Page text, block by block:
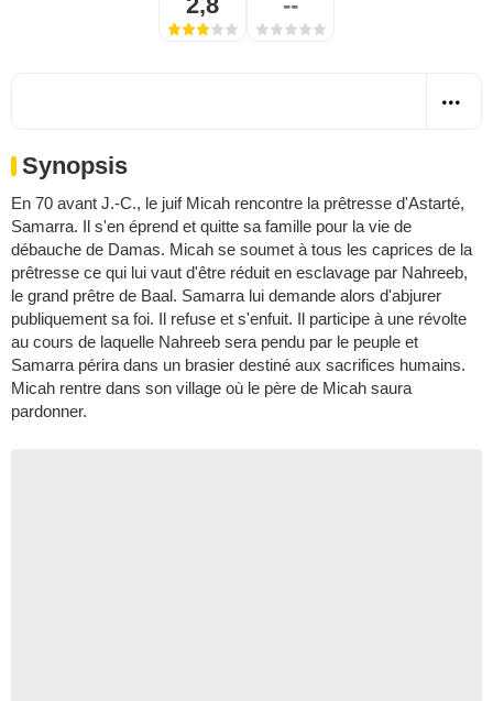
Synopsis
En 70 avant J.-C., le juif Micah rencontre la prêtresse d'Astarté,
Samarra. Il s'en éprend et quitte sa famille pour la vie de
débauche de Damas. Micah se soumet à tous les caprices de la
prêtresse ce qui lui vaut d'être réduit en esclavage par Nahreeb,
le grand prêtre de Baal. Samarra lui demande alors d'abjurer
publiquement sa foi. Il refuse et s'enfuit. Il participe à une révolte
au cours de laquelle Nahreeb sera pendu par le peuple et
Samarra périra dans un brasier destiné aux sacrifices humains.
Micah rentre dans son village où le père de Micah saura
pardonner.